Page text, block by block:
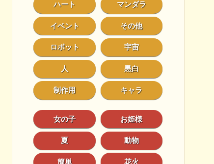
ハート マンダラ
イベント その他
ロボット 宇宙
人 黒白
制作用 キャラ
女の子 お姫様
夏 動物
簡単 花火